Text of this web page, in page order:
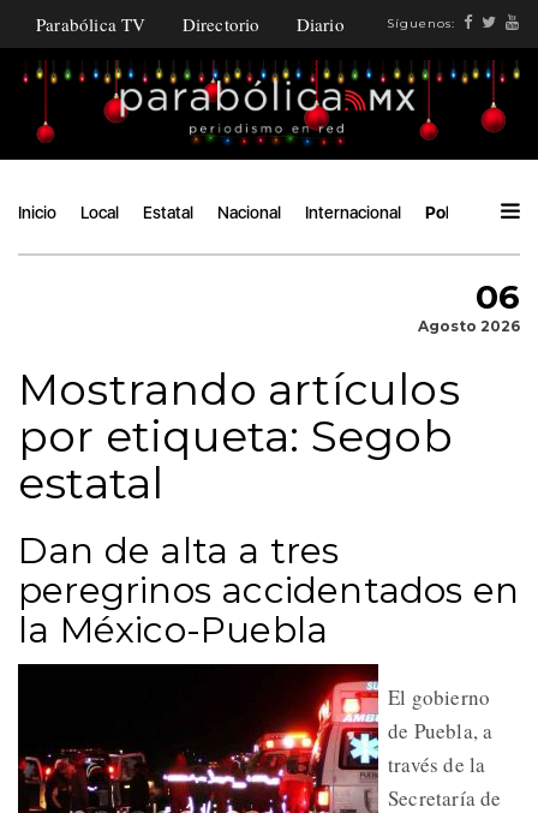
Parabólica TV Directorio Diario Síguenos:
Inicio Local Estatal Nacional Internacional Política
06
Agosto 2026
Mostrando artículos
por etiqueta: Segob
estatal
Dan de alta a tres
peregrinos accidentados en
la México-Puebla
El gobierno
de Puebla, a
través de la
Secretaría de